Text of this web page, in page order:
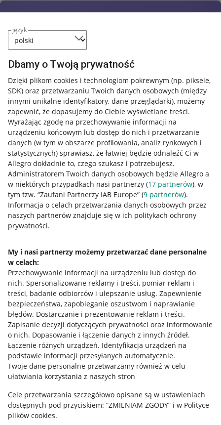
język
Dbamy o Twoją prywatność
Dzięki plikom cookies i technologiom pokrewnym (np. piksele,
SDK) oraz przetwarzaniu Twoich danych osobowych (między
innymi unikalne identyfikatory, dane przeglądarki), możemy
zapewnić, że dopasujemy do Ciebie wyświetlane treści.
Wyrażając zgodę na przechowywanie informacji na
urządzeniu końcowym lub dostęp do nich i przetwarzanie
danych (w tym w obszarze profilowania, analiz rynkowych i
statystycznych) sprawiasz, że łatwiej będzie odnaleźć Ci w
Allegro dokładnie to, czego szukasz i potrzebujesz.
Administratorem Twoich danych osobowych będzie Allegro a
w niektórych przypadkach nasi partnerzy (17 partnerów), w
tym tzw. “Zaufani Partnerzy IAB Europe” (9 partnerów).
Informacja o celach przetwarzania danych osobowych przez
naszych partnerów znajduje się w ich politykach ochrony
prywatności.
My i nasi partnerzy możemy przetwarzać dane personalne
w celach:
Przechowywanie informacji na urządzeniu lub dostęp do
nich. Spersonalizowane reklamy i treści, pomiar reklam i
treści, badanie odbiorców i ulepszanie usług. Zapewnienie
bezpieczeństwa, zapobieganie oszustwom i naprawianie
błędów. Dostarczanie i prezentowanie reklam i treści.
Zapisanie decyzji dotyczących prywatności oraz informowanie
o nich. Dopasowanie i łączenie danych z innych źródeł.
Łączenie różnych urządzeń. Identyfikacja urządzeń na
podstawie informacji przesyłanych automatycznie.
Twoje dane personalne przetwarzamy również w celu
ułatwiania korzystania z naszych stron
Cele przetwarzania szczegółowo opisane są w ustawieniach
dostępnych pod przyciskiem: “ZMIENIAM ZGODY” i w Polityce
plików cookies.
Nawigacja
Przydatne informacje
Jak to działa
Allegro Gadane dla sprzedających
Allegro Gadane dla kupujących
Mapa miejscowości
Informacje prawne
Regulamin
Polityka plików "cookies"
Ustawienia plików "cookies"
Udostępnianie lokalizacji
Informacje dla Aktu o Usługach Cyfrowych